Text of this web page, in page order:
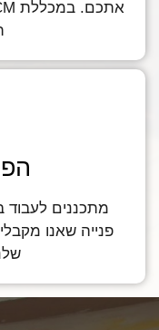
פנייה שאנו